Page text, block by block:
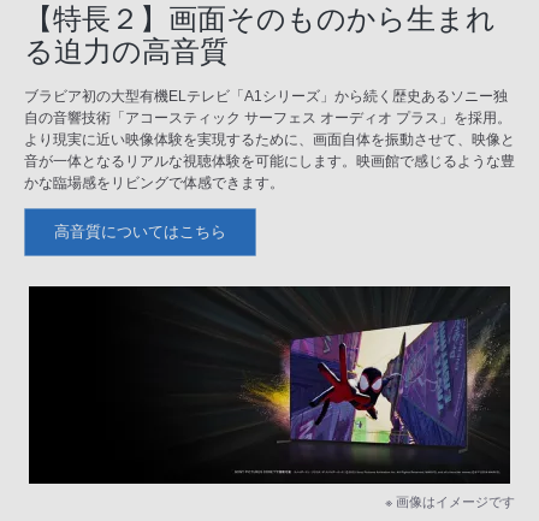
【特長２】画面そのものから生まれ
る迫力の高音質
ブラビア初の大型有機ELテレビ「A1シリーズ」から続く歴史あるソニー独
自の音響技術「アコースティック サーフェス オーディオ プラス」を採用。
より現実に近い映像体験を実現するために、画面自体を振動させて、映像と
音が一体となるリアルな視聴体験を可能にします。映画館で感じるような豊
かな臨場感をリビングで体感できます。
高音質についてはこちら
※ 画像はイメージです